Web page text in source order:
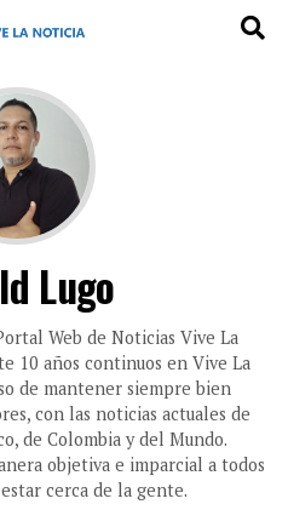
Lugo
Web de Noticias Vive La
10 años continuos en Vive La
de mantener siempre bien
con las noticias actuales de
de Colombia y del Mundo.
objetiva e imparcial a todos
cerca de la gente.